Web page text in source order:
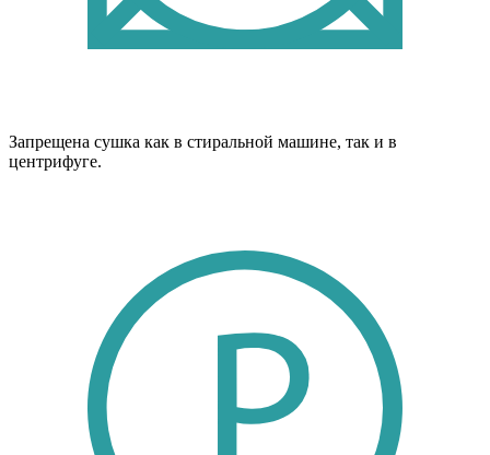
Запрещена сушка как в стиральной машине, так и в
центрифуге.